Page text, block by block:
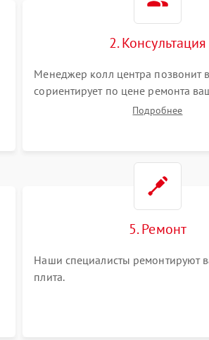
2. Консультация
Менеджер колл центра позвонит
сориентирует по цене ремонта
плиты а также ответит на все
Подробнее
5. Ремонт
Наши специалисты ремонтируют
плита.